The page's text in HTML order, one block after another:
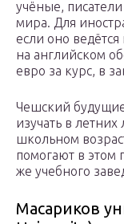
учёные,
мира. Для
если оно
на английском
евро за курс, в
Чешский
изучать в
школьном
помогают в этом
же учебного
Масариков